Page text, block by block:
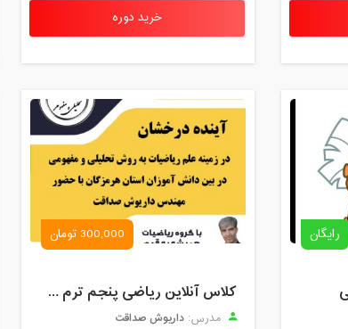
خرید دوره
رایگان 300,000 تومان
کلاس آنلاین ریاضی پنجم ترم چهارم شهریور 1403
مدرس: داریوش صداقت